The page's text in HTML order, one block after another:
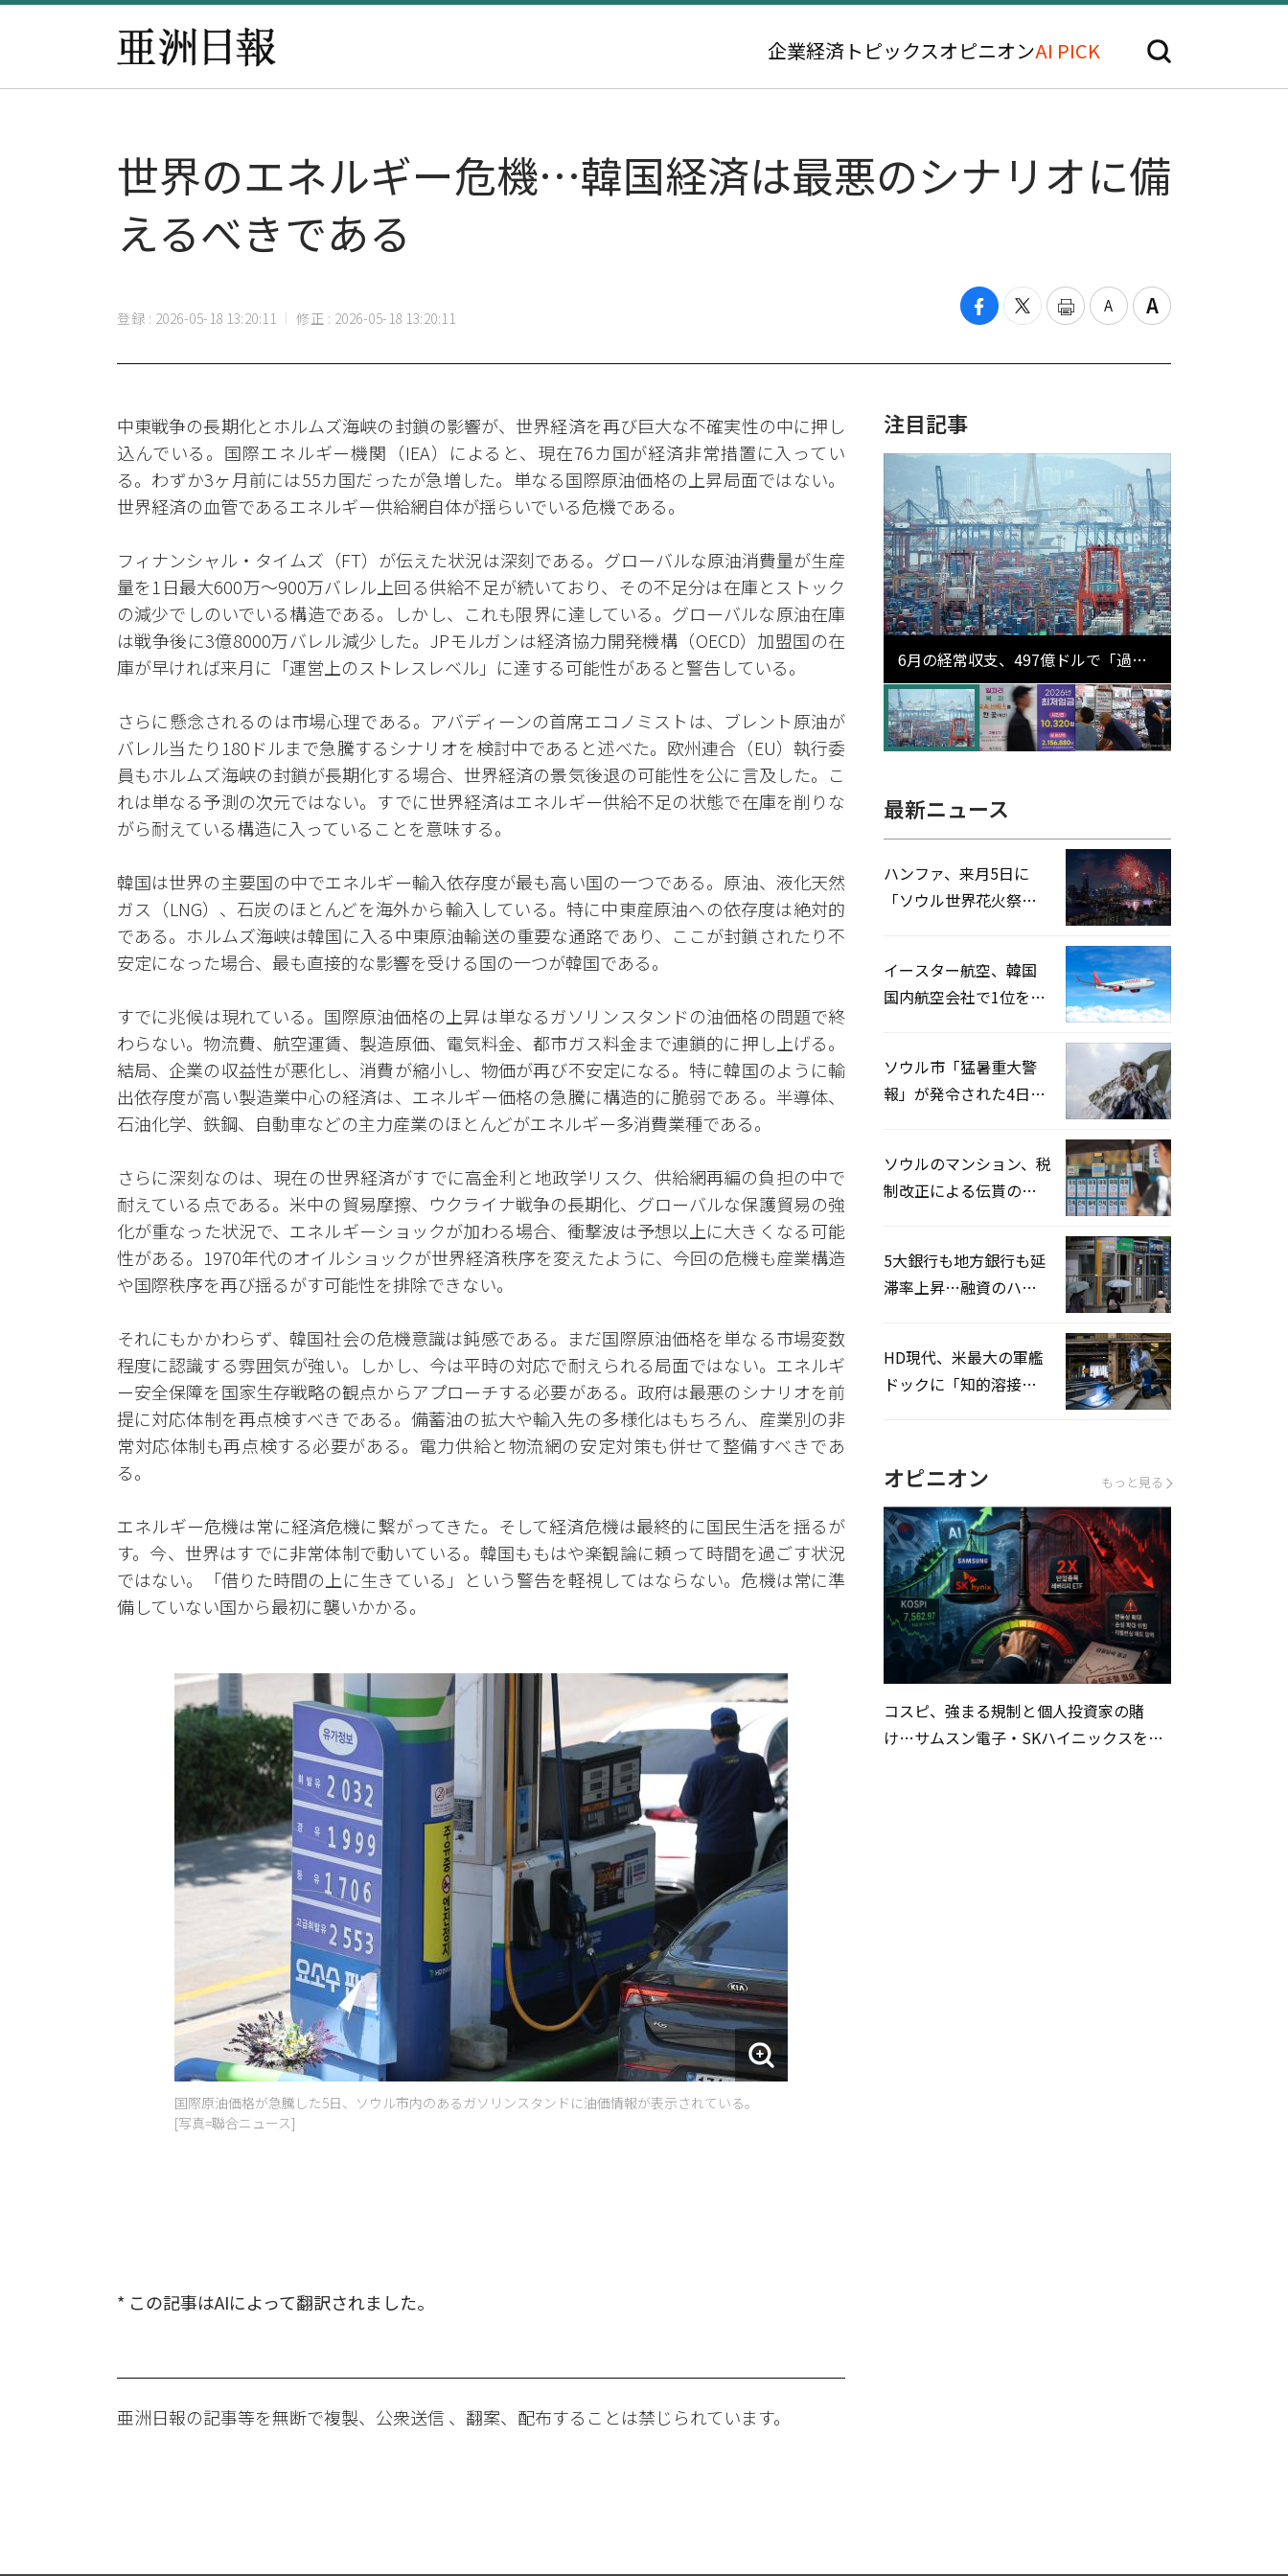
企業経済 トピックスオピニオンAI PICK
世界のエネルギー危機…韓国経済は最悪のシナリオに備
えるべきである
登録 : 2026-05-18 13:20:11 修正 : 2026-05-18 13:20:11
中東戦争の長期化とホルムズ海峡の封鎖の影響が、世界経済を再び巨大な不確実性の中に押し
込んでいる。国際エネルギー機関（IEA）によると、現在76カ国が経済非常措置に入ってい
る。わずか3ヶ月前には55カ国だったが急増した。単なる国際原油価格の上昇局面ではない。
世界経済の血管であるエネルギー供給網自体が揺らいでいる危機である。
フィナンシャル・タイムズ（FT）が伝えた状況は深刻である。グローバルな原油消費量が生産
量を1日最大600万～900万バレル上回る供給不足が続いており、その不足分は在庫とストック
の減少でしのいでいる構造である。しかし、これも限界に達している。グローバルな原油在庫
は戦争後に3億8000万バレル減少した。JPモルガンは経済協力開発機構（OECD）加盟国の在
庫が早ければ来月に「運営上のストレスレベル」に達する可能性があると警告している。
さらに懸念されるのは市場心理である。アバディーンの首席エコノミストは、ブレント原油が
バレル当たり180ドルまで急騰するシナリオを検討中であると述べた。欧州連合（EU）執行委
員もホルムズ海峡の封鎖が長期化する場合、世界経済の景気後退の可能性を公に言及した。こ
れは単なる予測の次元ではない。すでに世界経済はエネルギー供給不足の状態で在庫を削りな
がら耐えている構造に入っていることを意味する。
韓国は世界の主要国の中でエネルギー輸入依存度が最も高い国の一つである。原油、液化天然
ガス（LNG）、石炭のほとんどを海外から輸入している。特に中東産原油への依存度は絶対的
である。ホルムズ海峡は韓国に入る中東原油輸送の重要な通路であり、ここが封鎖されたり不
安定になった場合、最も直接的な影響を受ける国の一つが韓国である。
すでに兆候は現れている。国際原油価格の上昇は単なるガソリンスタンドの油価格の問題で終
わらない。物流費、航空運賃、製造原価、電気料金、都市ガス料金まで連鎖的に押し上げる。
結局、企業の収益性が悪化し、消費が縮小し、物価が再び不安定になる。特に韓国のように輸
出依存度が高い製造業中心の経済は、エネルギー価格の急騰に構造的に脆弱である。半導体、
石油化学、鉄鋼、自動車などの主力産業のほとんどがエネルギー多消費業種である。
さらに深刻なのは、現在の世界経済がすでに高金利と地政学リスク、供給網再編の負担の中で
耐えている点である。米中の貿易摩擦、ウクライナ戦争の長期化、グローバルな保護貿易の強
化が重なった状況で、エネルギーショックが加わる場合、衝撃波は予想以上に大きくなる可能
性がある。1970年代のオイルショックが世界経済秩序を変えたように、今回の危機も産業構造
や国際秩序を再び揺るがす可能性を排除できない。
それにもかかわらず、韓国社会の危機意識は鈍感である。まだ国際原油価格を単なる市場変数
程度に認識する雰囲気が強い。しかし、今は平時の対応で耐えられる局面ではない。エネルギ
ー安全保障を国家生存戦略の観点からアプローチする必要がある。政府は最悪のシナリオを前
提に対応体制を再点検すべきである。備蓄油の拡大や輸入先の多様化はもちろん、産業別の非
常対応体制も再点検する必要がある。電力供給と物流網の安定対策も併せて整備すべきであ
る。
エネルギー危機は常に経済危機に繋がってきた。そして経済危機は最終的に国民生活を揺るが
す。今、世界はすでに非常体制で動いている。韓国ももはや楽観論に頼って時間を過ごす状況
ではない。「借りた時間の上に生きている」という警告を軽視してはならない。危機は常に準
備していない国から最初に襲いかかる。
国際原油価格が急騰した5日、ソウル市内のあるガソリンスタンドに油価情報が表示されている。
[写真=聯合ニュース]
* この記事はAIによって翻訳されました。
亜洲日報の記事等を無断で複製、公衆送信 、翻案、配布することは禁じられています。
注目記事
6月の経常収支、497億ドルで「過去
最大」…輸出が初の1000億ドル突破
最新ニュース
ハンファ、来月5日に
「ソウル世界花火祭り
イースター航空、韓国
国内航空会社で1位を記
ソウル市「猛暑重大警
報」が発令された4日、
ソウルのマンション、税
制改正による伝貰の月
5大銀行も地方銀行も延
滞率上昇…融資のハー
HD現代、米最大の軍艦
ドックに「知的溶接」
オピニオン もっと見る
コスピ、強まる規制と個人投資家の賭
け…サムスン電子・SKハイニックスを巡